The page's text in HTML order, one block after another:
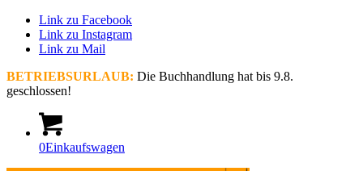
Link zu Facebook
Link zu Instagram
Link zu Mail
BETRIEBSURLAUB: Die Buchhandlung hat bis 9.8.
geschlossen!
0Einkaufswagen